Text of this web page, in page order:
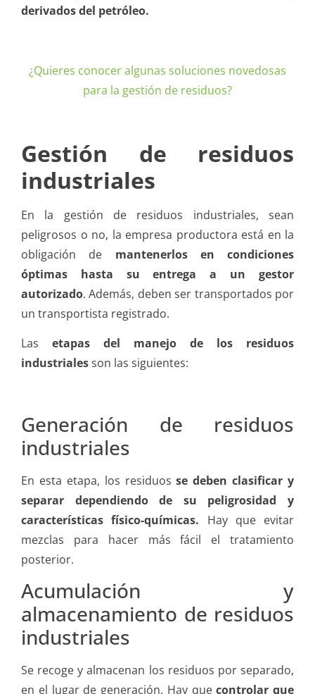
derivados del petróleo.
¿Quieres conocer algunas soluciones novedosas
para la gestión de residuos?
Gestión de residuos
industriales
En la gestión de residuos industriales, sean
peligrosos o no, la empresa productora está en la
obligación de mantenerlos en condiciones
óptimas hasta su entrega a un gestor
autorizado. Además, deben ser transportados por
un transportista registrado.
Las etapas del manejo de los residuos
industrialesson las siguientes:
Generación de residuos
industriales
En esta etapa, los residuosse deben clasificar y
separar dependiendo de su peligrosidad y
características físico-químicas. Hay que evitar
mezclas para hacer más fácil el tratamiento
posterior.
Acumulación y
almacenamiento de residuos
industriales
Se recoge y almacenan los residuos por separado,
en el lugar de generación. Hay quecontrolar que